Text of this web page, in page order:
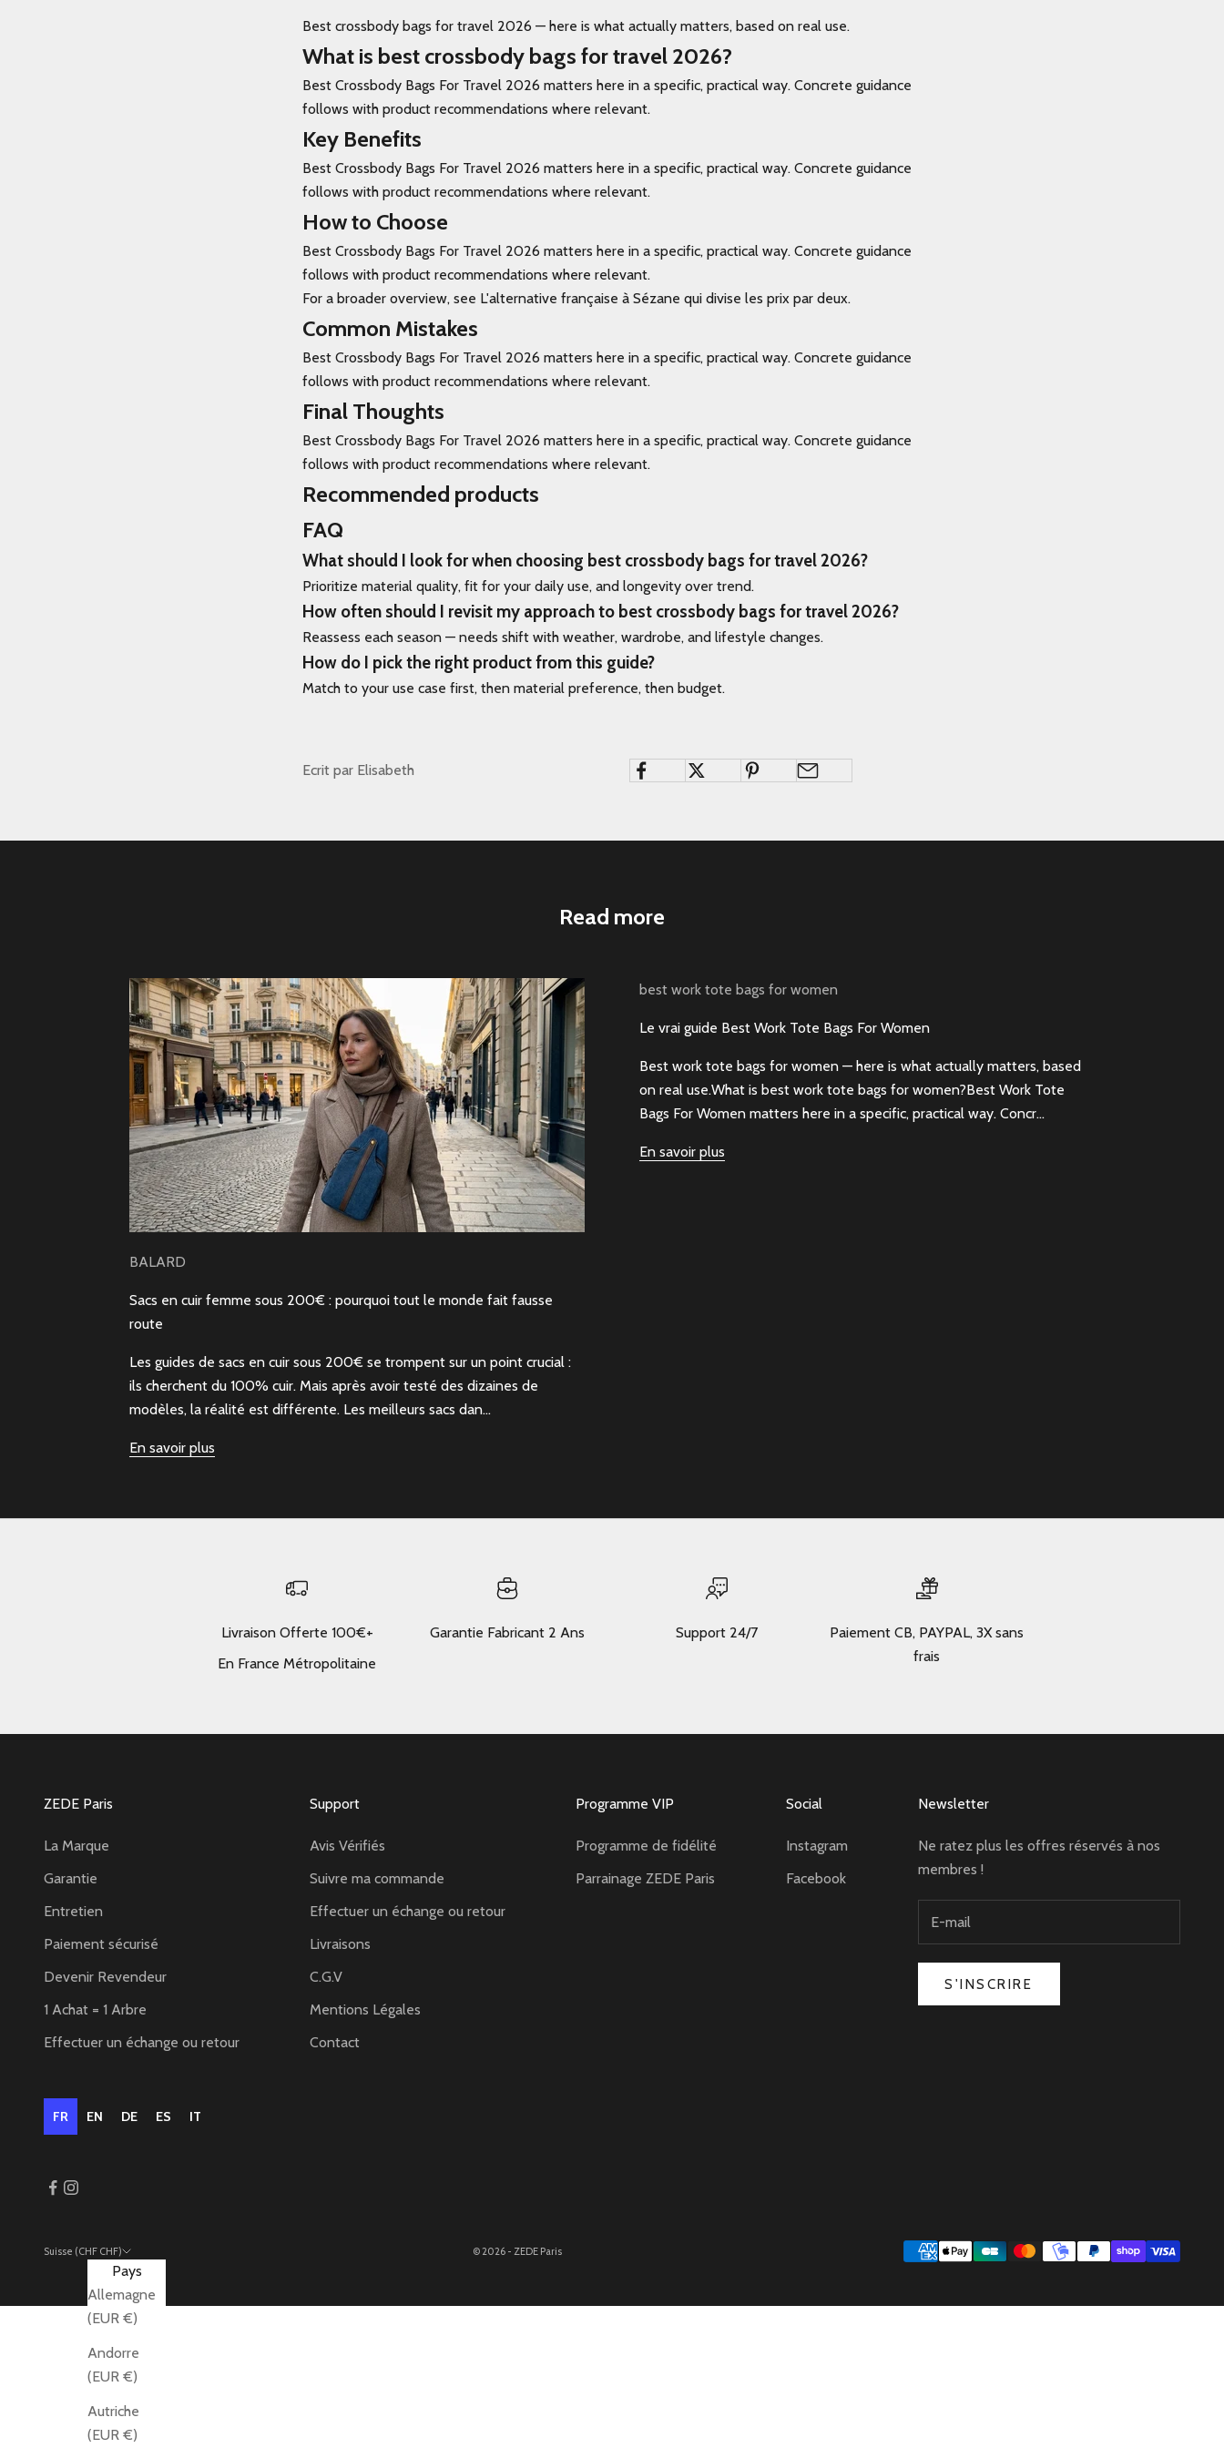
Best crossbody bags for travel 2026 — here is what actually matters, based on real use.
What is best crossbody bags for travel 2026?
Best Crossbody Bags For Travel 2026 matters here in a specific, practical way. Concrete guidance
follows with product recommendations where relevant.
Key Benefits
Best Crossbody Bags For Travel 2026 matters here in a specific, practical way. Concrete guidance
follows with product recommendations where relevant.
How to Choose
Best Crossbody Bags For Travel 2026 matters here in a specific, practical way. Concrete guidance
follows with product recommendations where relevant.
For a broader overview, see L'alternative française à Sézane qui divise les prix par deux.
Common Mistakes
Best Crossbody Bags For Travel 2026 matters here in a specific, practical way. Concrete guidance
follows with product recommendations where relevant.
Final Thoughts
Best Crossbody Bags For Travel 2026 matters here in a specific, practical way. Concrete guidance
follows with product recommendations where relevant.
Recommended products
FAQ
What should I look for when choosing best crossbody bags for travel 2026?
Prioritize material quality, fit for your daily use, and longevity over trend.
How often should I revisit my approach to best crossbody bags for travel 2026?
Reassess each season — needs shift with weather, wardrobe, and lifestyle changes.
How do I pick the right product from this guide?
Match to your use case first, then material preference, then budget.
Ecrit par Elisabeth
Read more
BALARD
Sacs en cuir femme sous 200€ : pourquoi tout le monde fait fausse
route
Les guides de sacs en cuir sous 200€ se trompent sur un point crucial :
ils cherchent du 100% cuir. Mais après avoir testé des dizaines de
modèles, la réalité est différente. Les meilleurs sacs dan...
En savoir plus
best work tote bags for women
Le vrai guide Best Work Tote Bags For Women
Best work tote bags for women — here is what actually matters, based
on real use.What is best work tote bags for women?Best Work Tote
Bags For Women matters here in a specific, practical way. Concr...
En savoir plus
Livraison Offerte 100€+
En France Métropolitaine
Garantie Fabricant 2 Ans Support 24/7
Paiement CB, PAYPAL, 3X sans
frais
ZEDE Paris
La Marque
Garantie
Entretien
Paiement sécurisé
Devenir Revendeur
1 Achat = 1 Arbre
Effectuer un échange ou retour
Support
Avis Vérifiés
Suivre ma commande
Effectuer un échange ou retour
Livraisons
C.G.V
Mentions Légales
Contact
Programme VIP
Programme de fidélité
Parrainage ZEDE Paris
Social
Instagram
Facebook
Newsletter
Ne ratez plus les offres réservés à nos
membres !
S'INSCRIRE
FR EN DE ES IT
Suisse (CHF CHF)
Pays
Allemagne
(EUR €)
Andorre
(EUR €)
Autriche
(EUR €)
© 2026 - ZEDE Paris